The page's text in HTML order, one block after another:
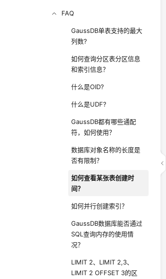
FAQ
GaussDB单表支持的最大
列数?
如何查询分区表分区信息
和索引信息？
什么是OID?
什么是UDF?
GaussDB都有哪些通配
符，如何使用？
数据库对象名称的长度是
否有限制？
如何查看某张表创建时
间？
如何并行创建索引？
GaussDB数据库能否通过
SQL查询内存的使用情
况？
LIMIT 2、LIMIT 2,3、
LIMIT 2 OFFSET 3的区